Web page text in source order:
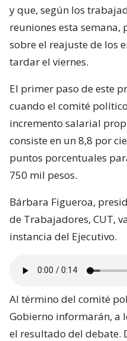
y que, según los
reuniones esta
sobre el reajuste de los
tardar el viernes.
El primer paso de este
cuando el comité
incremento salarial
consiste en un 8,8 por
puntos porcentuales
750 mil pesos.
Bárbara Figueroa,
de Trabajadores, CUT,
instancia del Ejecutivo.
Al término del comité
Gobierno informarán, a
el resultado del debate.